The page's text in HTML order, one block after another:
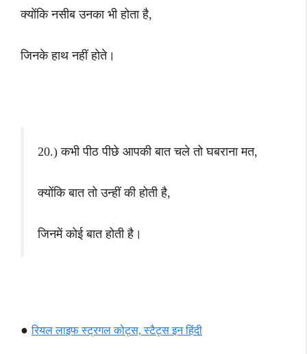
क्योंकि नसीब उनका भी होता है,
जिनके हाथ नहीं होते।
20.) कभी पीठ पीछे आपकी बात चले तो घबराना मत,
क्योंकि बात तो उन्हीं की होती है,
जिनमें कोई बात होती है।
●रियल लाइफ स्ट्रगल कोट्स, स्टैट्स इन हिंदी